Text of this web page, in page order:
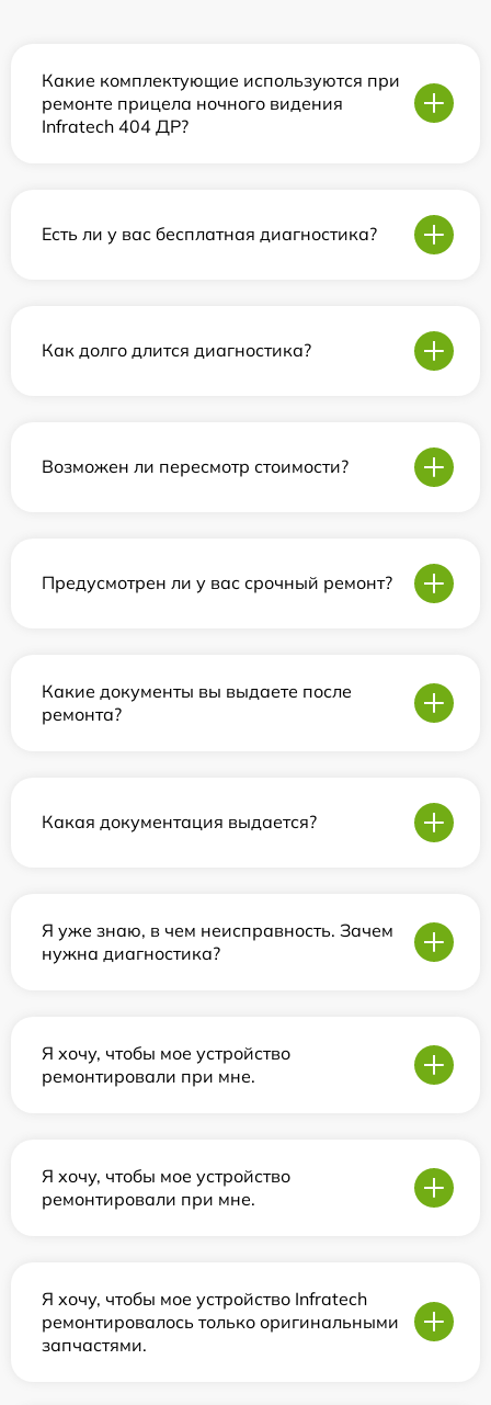
Какие комплектующие используются при
ремонте прицела ночного видения
Infratech 404 ДР?
Есть ли у вас бесплатная диагностика?
Как долго длится диагностика?
Возможен ли пересмотр стоимости?
Предусмотрен ли у вас срочный ремонт?
Какие документы вы выдаете после
ремонта?
Какая документация выдается?
Я уже знаю, в чем неисправность. Зачем
нужна диагностика?
Я хочу, чтобы мое устройство
ремонтировали при мне.
Я хочу, чтобы мое устройство
ремонтировали при мне.
Я хочу, чтобы мое устройство Infratech
ремонтировалось только оригинальными
запчастями.